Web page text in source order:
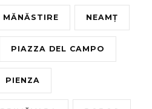
MĂNĂSTIRE NEAMȚ
PIAZZA DEL CAMPO
PIENZA